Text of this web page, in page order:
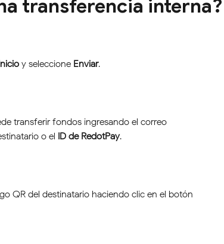
transferencia interna?
y seleccione Enviar.
transferir fondos ingresando el correo
o el ID de RedotPay.
QR del destinatario haciendo clic en el botón